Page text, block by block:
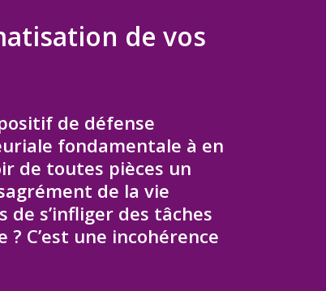
de vos
de défense
fondamentale à en
de toutes pièces un
de la vie
s’infliger des tâches
C’est une incohérence